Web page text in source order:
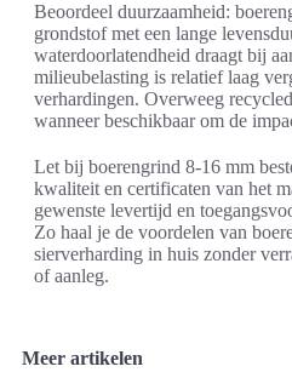
Beoordeel duurzaamheid:
grondstof met een lange
waterdoorlatendheid draagt bij
milieubelasting is relatief laag
verhardingen. Overweeg
wanneer beschikbaar om de
Let bij boerengrind 8-16 mm
kwaliteit en certificaten van het
gewenste levertijd en
Zo haal je de voordelen van
sierverharding in huis zonder
of aanleg.
Meer artikelen